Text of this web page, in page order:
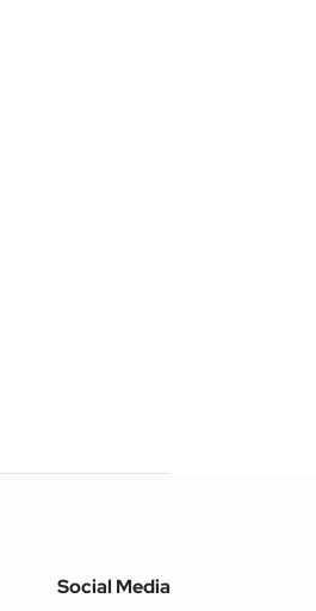
Social Media